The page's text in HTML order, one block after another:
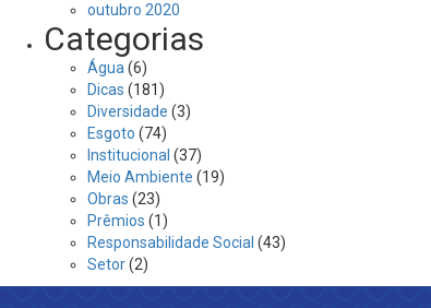
outubro 2020
Categorias
Água (6)
Dicas (181)
Diversidade (3)
Esgoto (74)
Institucional (37)
Meio Ambiente (19)
Obras (23)
Prêmios (1)
Responsabilidade Social (43)
Setor(2)